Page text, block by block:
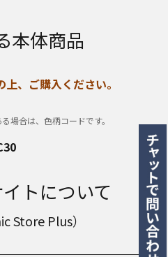
本体商品
、ご購入ください。
場合は、色柄コードです。
トについて
Store Plus）